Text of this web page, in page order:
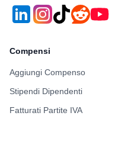
Compensi
Aggiungi Compenso
Stipendi Dipendenti
Fatturati Partite IVA